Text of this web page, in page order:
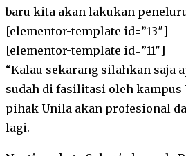
baru kita akan lakukan
[elementor-template id=”13″]
[elementor-template id=”11″]
“Kalau sekarang silahkan saja
sudah di fasilitasi oleh
pihak Unila akan profesional
lagi.